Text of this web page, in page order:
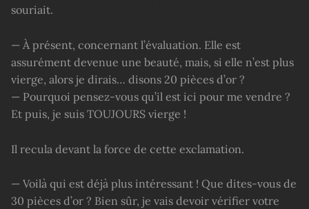
souriait.
— À présent, concernant l’évaluation. Elle est
assurément devenue une beauté, mais, si elle n’est plus
vierge, alors je dirais… disons 20 pièces d’or ?
— Pourquoi pensez-vous qu’il est ici pour me vendre ?
Et puis, je suis TOUJOURS vierge !
Il recula devant la force de cette exclamation.
— Voilà qui est déjà plus intéressant ! Que dites-vous de
30 pièces d’or ? Bien sûr, je vais devoir vérifier votre